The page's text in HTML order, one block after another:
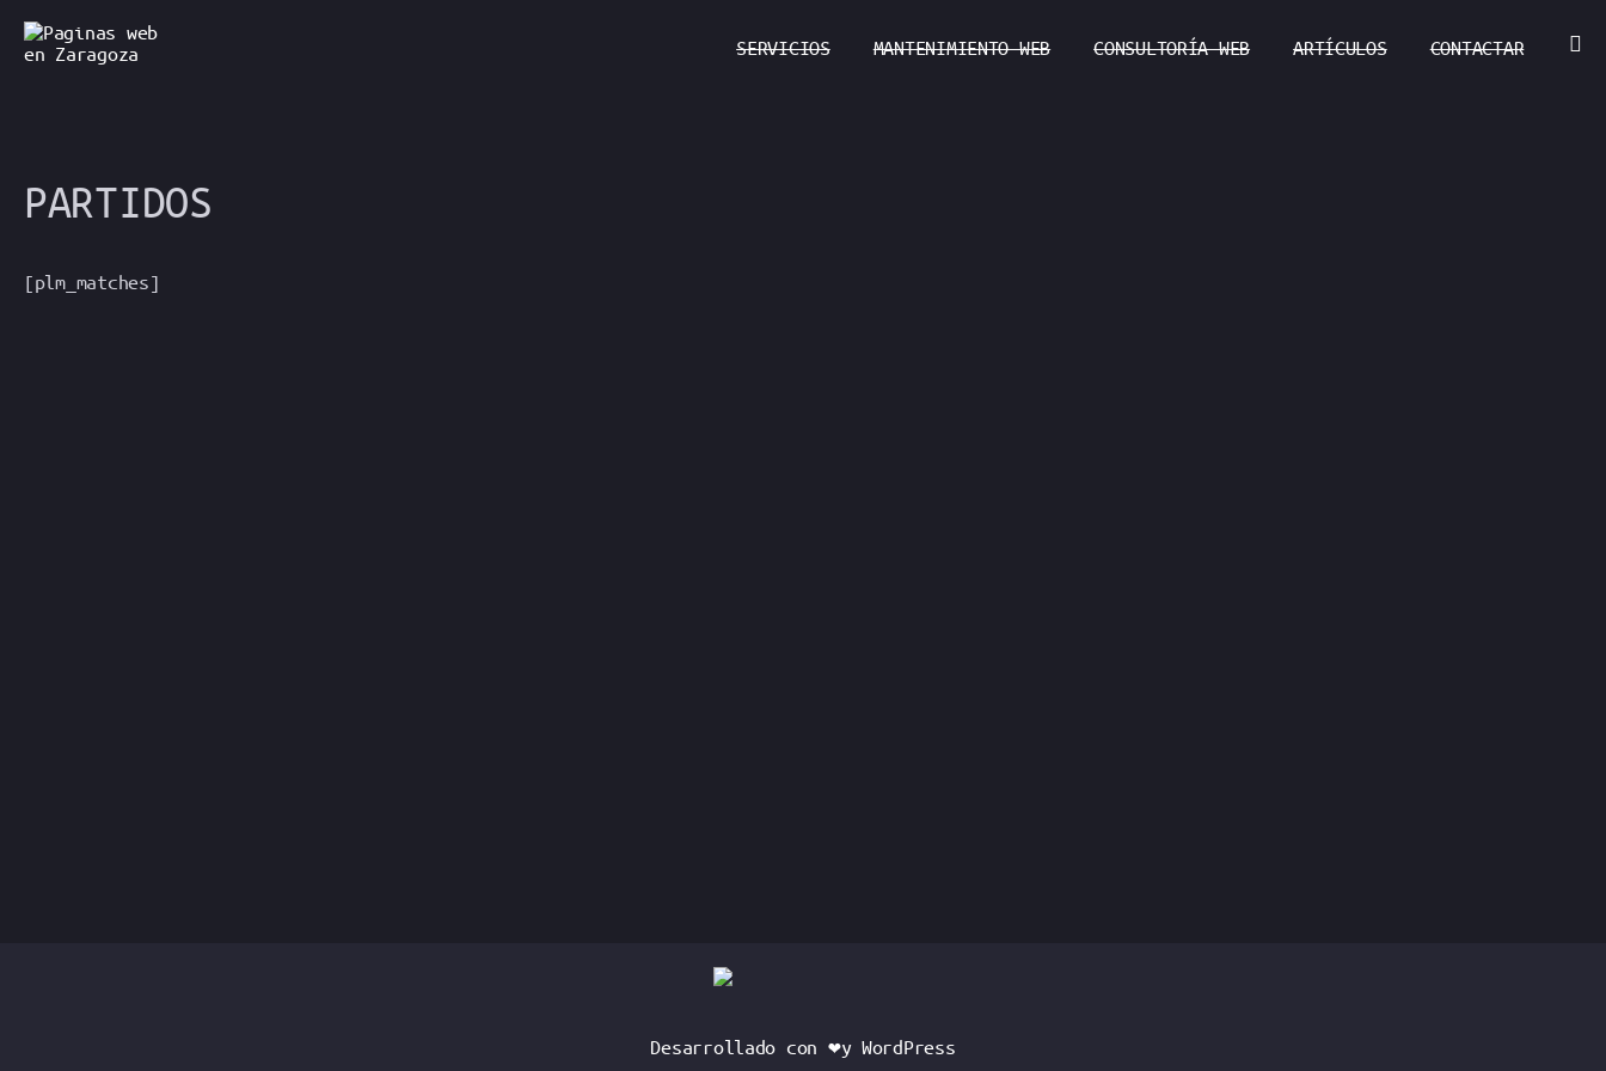
SERVICIOS MANTENIMIENTO WEB CONSULTORÍA WEB ARTÍCULOS CONTACTAR
PARTIDOS
[plm_matches]
Desarrollado con ❤️y WordPress